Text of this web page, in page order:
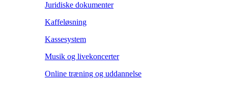
Juridiske dokumenter
Kaffeløsning
Kassesystem
Musik og livekoncerter
Online træning og uddannelse